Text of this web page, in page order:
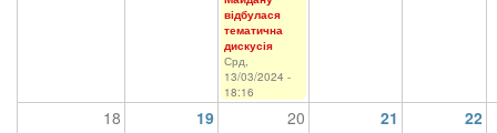
відбулася
тематична
дискусія
Срд,
13/03/2024 -
18:16
18 19 20 21 22